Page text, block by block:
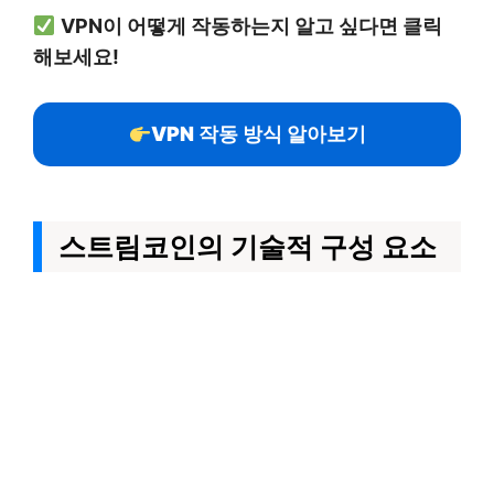
VPN이 어떻게 작동하는지 알고 싶다면 클릭
해보세요!
VPN 작동 방식 알아보기
스트림코인의 기술적 구성 요소